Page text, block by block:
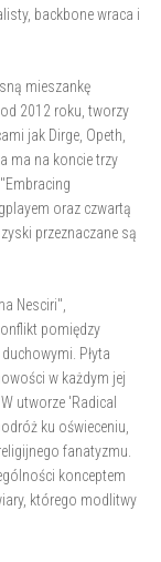
backbone wraca i
mieszankę
2012 roku, tworzy
jak Dirge, Opeth,
ma na koncie trzy
oraz czwartą
przeznaczane są
Nesciri",
pomiędzy
Płyta
w każdym jej
utworze 'Radical
ku oświeceniu,
fanatyzmu.
konceptem
którego modlitwy